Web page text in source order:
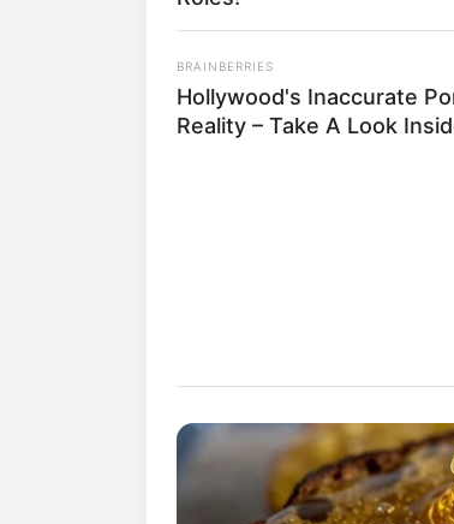
Baca juga:Biodata, Profil,
BRAINBERRIES
Hollywood's Inaccurate
Reality – Take A Look